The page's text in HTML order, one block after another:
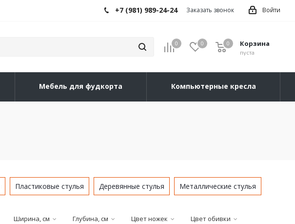
Войти
+7 (981) 989-24-24 Заказать звонок
0 0 Корзина
0
пуста
0
Мебель для фудкорта Компьютерные кресла
Пластиковые стулья Деревянные стулья Металлические стулья
Ширина, см Глубина, см Цвет ножек Цвет обивки